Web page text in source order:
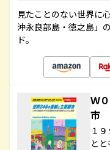
見たことのない世界に
沖永良部島・徳之島」
ド。
Ｗ
市
１
と